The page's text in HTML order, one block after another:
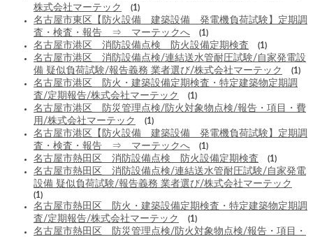
株式会社マーテック
(1)
名古屋市東区【防火設備 建築設備 発電機負荷試験】定期調
査・検査・報告 ⇒ マーテックへ
(1)
名古屋市港区 消防設備点検 防火設備定期検査 (1)
名古屋市港区 消防設備点検/連結送水管耐圧試験/自家発電設
備 疑似負荷試験/報告義務 業者選び/株式会社マーテック
(1)
名古屋市港区 防火・建築設備定期検査・特定建築物定期調
査/定期報告/株式会社マーテック
(1)
名古屋市港区 防災管理点検/防火対象物点検/報告・項目・費
用/株式会社マーテック
(1)
名古屋市港区【防火設備 建築設備 発電機負荷試験】定期調
査・検査・報告 ⇒ マーテックへ
(1)
名古屋市熱田区 消防設備点検 防火設備定期検査 (1)
名古屋市熱田区 消防設備点検/連結送水管耐圧試験/自家発電
設備 疑似負荷試験/報告義務 業者選び/株式会社マーテック
(1)
名古屋市熱田区 防火・建築設備定期検査・特定建築物定期調
査/定期報告/株式会社マーテック
(1)
名古屋市熱田区 防災管理点検/防火対象物点検/報告・項目・